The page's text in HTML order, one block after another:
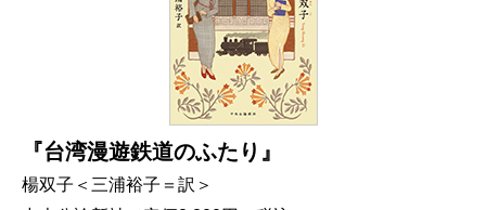
『台湾漫遊鉄道のふたり』
楊双子＜三浦裕子＝訳＞